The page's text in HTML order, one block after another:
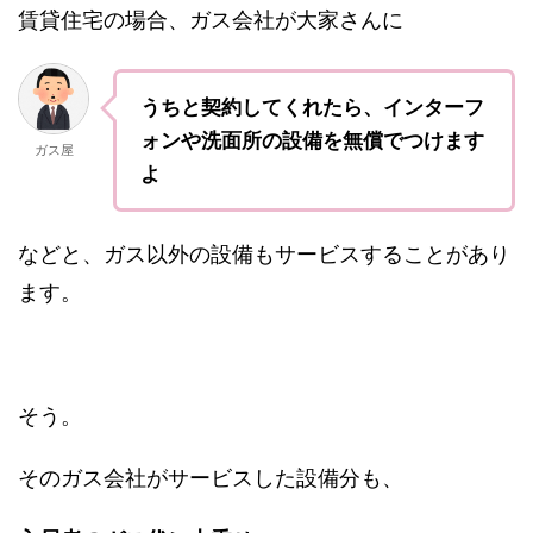
賃貸住宅の場合、ガス会社が大家さんに
ガス屋
うちと契約してくれたら、インターフ
ォンや洗面所の設備を無償でつけます
よ
などと、ガス以外の設備もサービスすることがあり
ます。
そう。
そのガス会社がサービスした設備分も、